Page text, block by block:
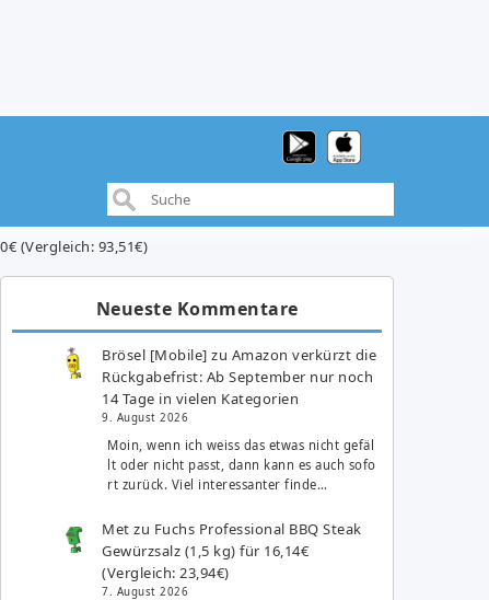
(Vergleich: 93,51€)
Neueste Kommentare
Brösel [Mobile] zu Amazon verkürzt die
Rückgabefrist: Ab September nur noch
14 Tage in vielen Kategorien
9. August 2026
Moin, wenn ich weiss das etwas nicht gefäl
lt oder nicht passt, dann kann es auch sofo
rt zurück. Viel interessanter finde…
Met zu Fuchs Professional BBQ Steak
Gewürzsalz (1,5 kg) für 16,14€
(Vergleich: 23,94€)
7. August 2026